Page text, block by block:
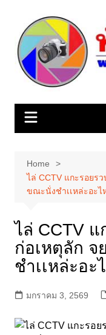
content
Home
ไล่ CCTV แกะรอยร
ขณะนั่งชำเเหล่ะอะไ
ไล่ CCTV แ
ก่อเหตุลัก
ชำเเหล่ะอะ
มกราคม 3, 2569